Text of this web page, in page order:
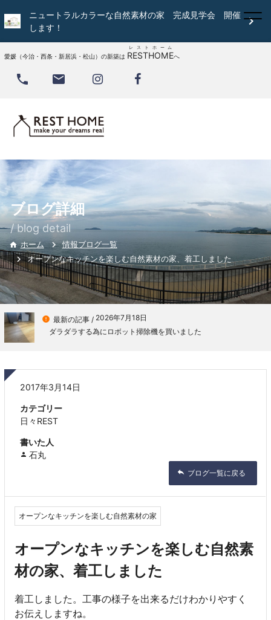
ニュートラルカラーな自然素材の家 完成見学会 開催
します！

愛媛（今治・西条・新居浜・松山）の新築は RESTHOME
レストホーム
へ
 
ブログ詳細
/ blog detail
 ホーム
情報ブログ一覧
オープンなキッチンを楽しむ自然素材の家、着工しました
 最新の記事 / 2026年7月18日
ダラダラする為にロボット掃除機を買いました
2017年3月14日
カテゴリー
日々REST
書いた人
石丸
ブログ一覧に戻る
オープンなキッチンを楽しむ自然素材の家
オープンなキッチンを楽しむ自然素
材の家、着工しました
着工しました。工事の様子を出来るだけわかりやすく
お伝えしますね。